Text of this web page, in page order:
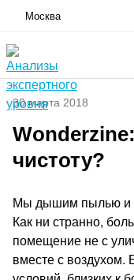
Москва
30 марта 2018
чистоту?
Мы дышим пылью и
Как ни странно,
помещение не с
вместе с воздухом.